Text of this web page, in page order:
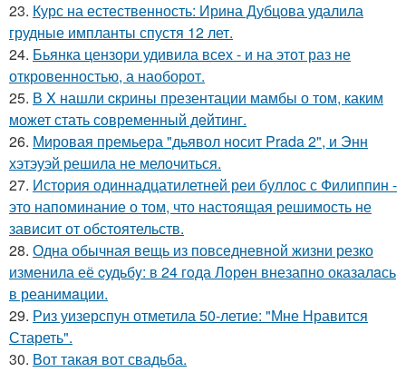
23. Курс на естественность: Ирина Дубцова удалила
грудные импланты спустя 12 лет.
24. Бьянка цензори удивила всех - и на этот раз не
откровенностью, а наоборот.
25. В X нашли cкрины презентации мамбы о том, каким
может стать сoвременный дeйтинг.
26. Мировая премьера "дьявол носит Prada 2", и Энн
хэтэуэй решила не мелочиться.
27. История одиннадцатилетней реи буллос с Филиппин -
это напоминание о том, что настоящая решимость не
зависит от обстоятельств.
28. Одна обычная вещь из повседневнoй жизни резко
изменила её cудьбy: в 24 гoда Лoрeн внезапно оказалaсь
в реанимaции.
29. Риз уизерспун отметила 50-летие: "Мне Нравится
Стареть".
30. Вот такая вот свадьба.